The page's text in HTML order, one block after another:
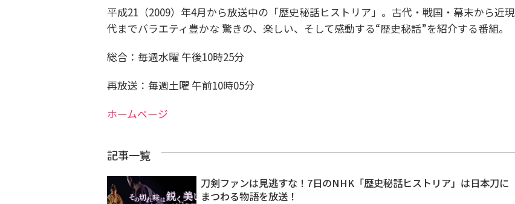
平成21（2009）年4月から放送中の「歴史秘話ヒストリア」。 古代・戦国・幕末から近現
代までバラエティ豊かな 驚きの、楽しい、そして感動する“歴史秘話”を紹介する番組。
総合：毎週水曜 午後10時25分
再放送：毎週土曜 午前10時05分
ホームページ
記事一覧
刀剣ファンは見逃すな！7日のNHK「歴史秘話ヒストリア」は日本刀に
まつわる物語を放送！